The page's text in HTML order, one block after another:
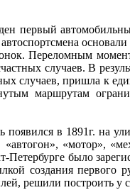
первый
Переломным
случаев. В
случаев, пришла к
маршрутам
в 1891г. на
«мотор»,
было
создания первого
решили построить у